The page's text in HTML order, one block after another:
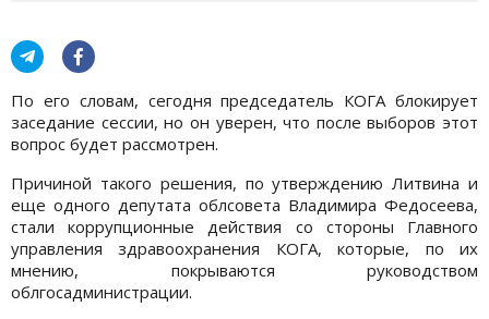
По его словам, сегодня председатель КОГА блокирует
заседание сессии, но он уверен, что после выборов этот
вопрос будет рассмотрен.
Причиной такого решения, по утверждению Литвина и
еще одного депутата облсовета Владимира Федосеева,
стали коррупционные действия со стороны Главного
управления здравоохранения КОГА, которые, по их
мнению, покрываются руководством
облгосадминистрации.